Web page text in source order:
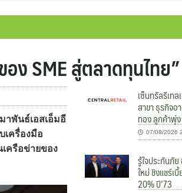
ง SME สู่ตลาดทุนไทย”
าพันธ์เอสเอ็มอี
เครื่องมือ
ครือข่ายของ
เซ็นทรัลรีเท
สาขา ธุรกิจอ
ทอง ลูกค้าพุ่
07/08/2026
รู้ใจประกันภั
ใหม่ ชิงแชร์เ
20% ปี’73